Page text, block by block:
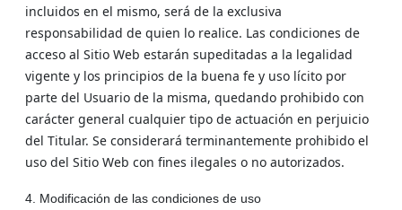
incluidos en el mismo, será de la exclusiva
responsabilidad de quien lo realice. Las condiciones de
acceso al Sitio Web estarán supeditadas a la legalidad
vigente y los principios de la buena fe y uso lícito por
parte del Usuario de la misma, quedando prohibido con
carácter general cualquier tipo de actuación en perjuicio
del Titular. Se considerará terminantemente prohibido el
uso del Sitio Web con fines ilegales o no autorizados.
4. Modificación de las condiciones de uso